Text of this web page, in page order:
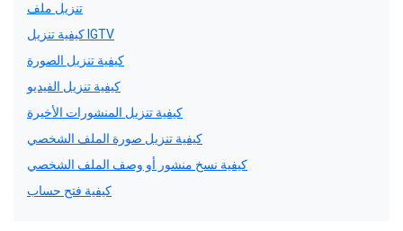
تنزيل ملف
كيفية تنزيل IGTV
كيفية تنزيل الصورة
كيفية تنزيل الفيديو
كيفية تنزيل المنشورات الأخيرة
كيفية تنزيل صورة الملف الشخصي
كيفية نسخ منشور أو وصف الملف الشخصي
كيفية فتح حساب